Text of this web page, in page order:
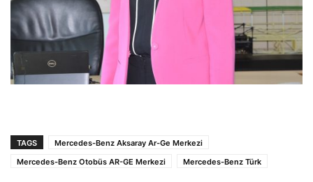
TAGS
Mercedes-Benz Aksaray Ar-Ge Merkezi
Mercedes-Benz Otobüs AR-GE Merkezi
Mercedes-Benz Türk